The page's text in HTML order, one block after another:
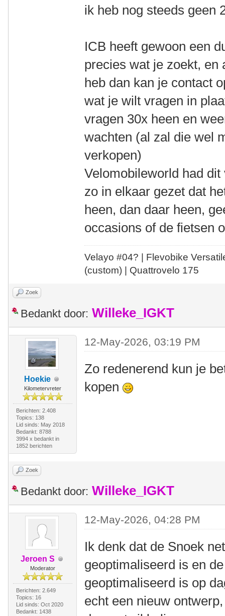
ik heb nog steeds
ICB heeft gewoon een
precies wat je zoekt, en
heb dan kan je contact
wat je wilt vragen in
vragen 30x heen en
wachten (al zal die wel
verkopen)
Velomobileworld had
zo in elkaar gezet dat
heen, dan daar heen,
occasions of de fietsen
Velayo #04? | Flevobike
(custom) | Quattrovelo 175
Zoek
Bedankt door: Willeke_IGKT
Hoekie
Kilometervreter
Berichten: 2.408
Topics: 138
Lid sinds: May 2018
Bedankt: 8788
3994 x bedankt in
1852 berichten
12-May-2026, 03:19 PM
Zo redenerend kun je
kopen
Zoek
Bedankt door: Willeke_IGKT
Jeroen S
Moderator
Berichten: 2.649
Topics: 16
Lid sinds: Oct 2020
Bedankt: 1438
12-May-2026, 04:28 PM
Ik denk dat de Snoek
geoptimaliseerd is en
geoptimaliseerd is op
echt een nieuw